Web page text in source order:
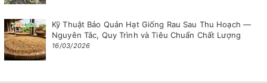
Kỹ Thuật Bảo Quản Hạt Giống Rau Sau Thu Hoạch —
Nguyên Tắc, Quy Trình và Tiêu Chuẩn Chất Lượng
16/03/2026